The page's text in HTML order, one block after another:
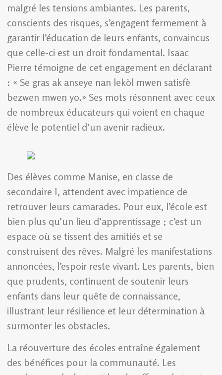
malgré les tensions ambiantes. Les parents,
conscients des risques, s’engagent fermement à
garantir l’éducation de leurs enfants, convaincus
que celle-ci est un droit fondamental. Isaac
Pierre témoigne de cet engagement en déclarant
: « Se gras ak anseye nan lekòl mwen satisfè
bezwen mwen yo.» Ses mots résonnent avec ceux
de nombreux éducateurs qui voient en chaque
élève le potentiel d’un avenir radieux.
Des élèves comme Manise, en classe de
secondaire I, attendent avec impatience de
retrouver leurs camarades. Pour eux, l’école est
bien plus qu’un lieu d’apprentissage ; c’est un
espace où se tissent des amitiés et se
construisent des rêves. Malgré les manifestations
annoncées, l’espoir reste vivant. Les parents, bien
que prudents, continuent de soutenir leurs
enfants dans leur quête de connaissance,
illustrant leur résilience et leur détermination à
surmonter les obstacles.
La réouverture des écoles entraîne également
des bénéfices pour la communauté. Les